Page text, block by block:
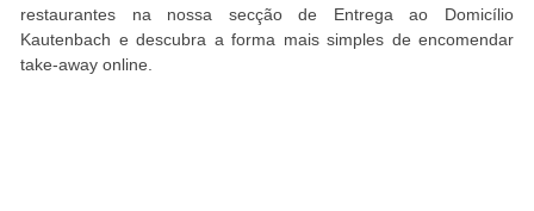
restaurantes na nossa secção de Entrega ao Domicílio
Kautenbach e descubra a forma mais simples de encomendar
take-away online.